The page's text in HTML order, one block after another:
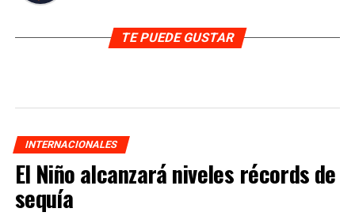
TE PUEDE GUSTAR
INTERNACIONALES
El Niño alcanzará niveles récords de
sequía